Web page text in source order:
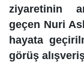
ziyaretinin
geçen Nuri
hayata
görüş